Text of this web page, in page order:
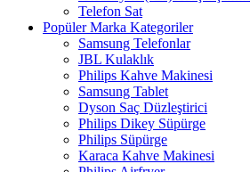
Telefon Sat
Popüler Marka Kategoriler
Samsung Telefonlar
JBL Kulaklık
Philips Kahve Makinesi
Samsung Tablet
Dyson Saç Düzleştirici
Philips Dikey Süpürge
Philips Süpürge
Karaca Kahve Makinesi